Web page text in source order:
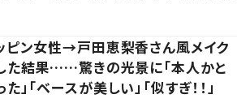
ピン女性→戸田恵梨香さん風メイク
た結果……驚きの光景に「本人かと
」「ベースが美しい」「似すぎ！！」